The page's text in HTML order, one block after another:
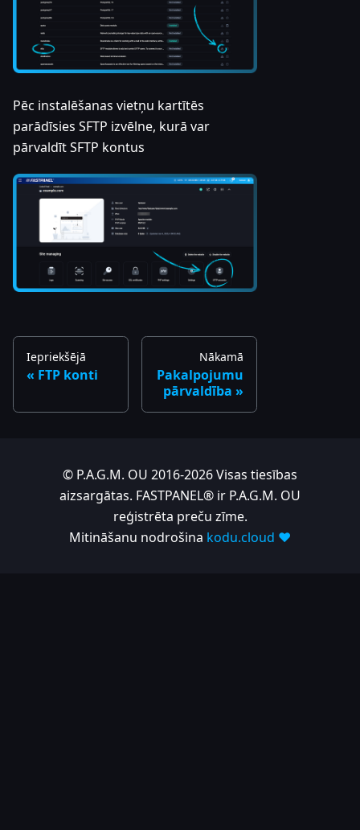
Pēc instalēšanas vietņu kartītēs
parādīsies SFTP izvēlne, kurā var
pārvaldīt SFTP kontus
Iepriekšējā
FTP konti
Nākamā
Pakalpojumu
pārvaldība
© P.A.G.M. OU 2016-2026 Visas tiesības
aizsargātas. FASTPANEL® ir P.A.G.M. OU
reģistrēta preču zīme.
Mitināšanu nodrošina kodu.cloud ❤️